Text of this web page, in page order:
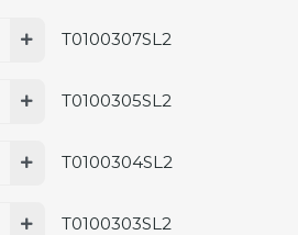
T0100307SL2
T0100305SL2
T0100304SL2
T0100303SL2